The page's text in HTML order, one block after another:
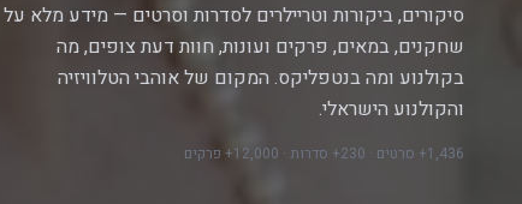
סיקורים, ביקורות וטריילרים לסדרות וסרטים — מידע מלא על
שחקנים, במאים, פרקים ועונות, חוות דעת צופים, מה
בקולנוע ומה בנטפליקס. המקום של אוהבי הטלוויזיה
והקולנוע הישראלי.
1,436+ סרטים · 230+ סדרות · 12,000+ פרקים